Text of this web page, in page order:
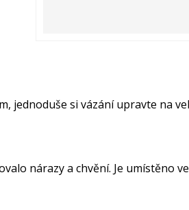
jednoduše si vázání upravte na
nárazy a chvění. Je umístěno